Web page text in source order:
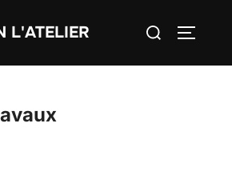
L'ATELIER Rechercher :